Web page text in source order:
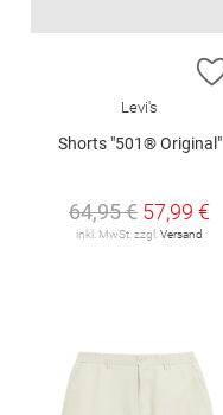
Levi's
Shorts "501® Original"
64,95 € 57,99 €
inkl. MwSt. zzgl. Versand